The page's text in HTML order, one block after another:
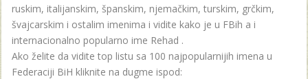
ruskim, italijanskim, španskim, njemačkim, turskim, grčkim,
švajcarskim i ostalim imenima i vidite kako je u FBih a i
internacionalno popularno ime Rehad .
Ako želite da vidite top listu sa 100 najpopularnijih imena u
Federaciji BiH kliknite na dugme ispod: